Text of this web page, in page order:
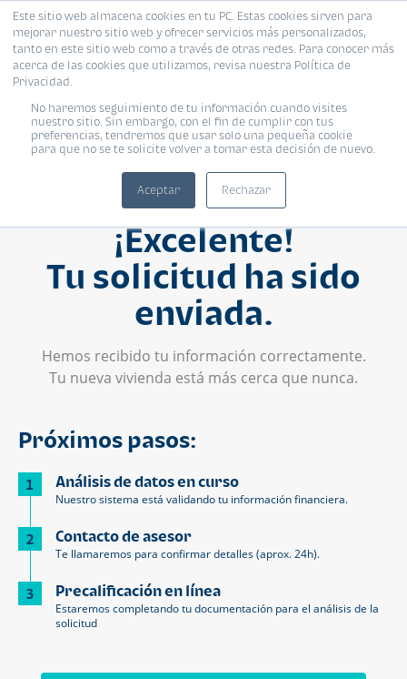
Este sitio web almacena cookies en tu PC. Estas cookies sirven para
mejorar nuestro sitio web y ofrecer servicios más personalizados,
tanto en este sitio web como a través de otras redes. Para conocer más
acerca de las cookies que utilizamos, revisa nuestra Política de
Privacidad.
No haremos seguimiento de tu información cuando visites
nuestro sitio. Sin embargo, con el fin de cumplir con tus
preferencias, tendremos que usar solo una pequeña cookie
para que no se te solicite volver a tomar esta decisión de nuevo.
Aceptar Rechazar
¡Excelente!
Tu solicitud ha sido
enviada.
Hemos recibido tu información correctamente.
Tu nueva vivienda está más cerca que nunca.
Próximos pasos:
1 Análisis de datos en curso
Nuestro sistema está validando tu información financiera.
2 Contacto de asesor
Te llamaremos para confirmar detalles (aprox. 24h).
3 Precalificación en línea
Estaremos completando tu documentación para el análisis de la
solicitud